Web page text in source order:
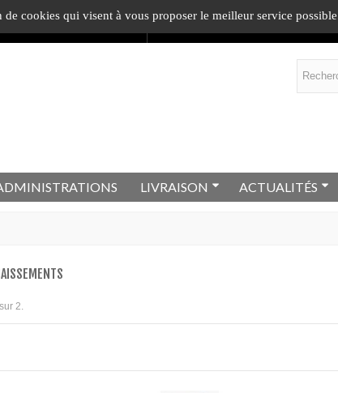
= 1cadeau.En savoir plus !
LIVRAISON ACTUALITÉS
2.
cookies qui visent à vous proposer le meilleur service